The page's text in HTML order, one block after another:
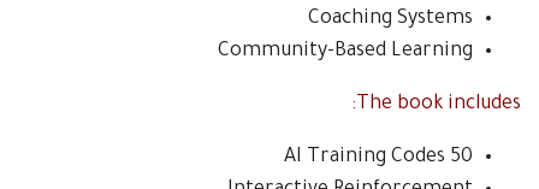
Coaching Systems
Community-Based Learning
The book includes:
50 AI Training Codes